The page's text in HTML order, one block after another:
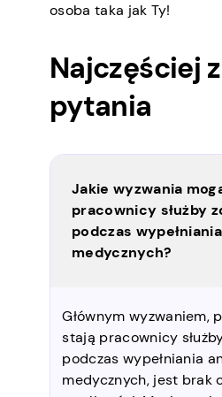
osoba taka jak Ty!
Najczęściej
pytania
Jakie wyzwania
pracownicy służby
podczas
medycznych?
Głównym wyzwaniem,
stają pracownicy
podczas wypełniania
medycznych, jest brak